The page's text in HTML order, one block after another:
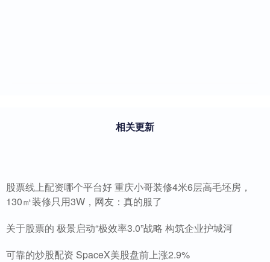
相关更新
股票线上配资哪个平台好 重庆小哥装修4米6层高毛坯房，
130㎡装修只用3W，网友：真的服了
关于股票的 极景启动“极效率3.0”战略 构筑企业护城河
可靠的炒股配资 SpaceX美股盘前上涨2.9%